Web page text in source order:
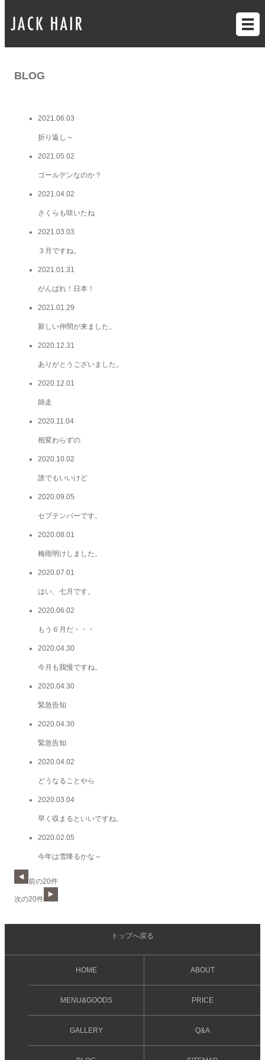
BLOG
2021.06.03
折り返し～
2021.05.02
ゴールデンなのか？
2021.04.02
さくらも咲いたね
2021.03.03
３月ですね。
2021.01.31
がんばれ！日本！
2021.01.29
新しい仲間が来ました。
2020.12.31
ありがとうございました。
2020.12.01
師走
2020.11.04
相変わらずの
2020.10.02
誰でもいいけど
2020.09.05
セプテンバーです。
2020.08.01
梅雨明けしました。
2020.07.01
はい、七月です。
2020.06.02
もう６月だ・・・
2020.04.30
今月も我慢ですね。
2020.04.30
緊急告知
2020.04.30
緊急告知
2020.04.02
どうなることやら
2020.03.04
早く収まるといいですね。
2020.02.05
今年は雪降るかな～
前の20件
次の20件
トップへ戻る
HOME ABOUT
MENU&GOODS PRICE
GALLERY Q&A